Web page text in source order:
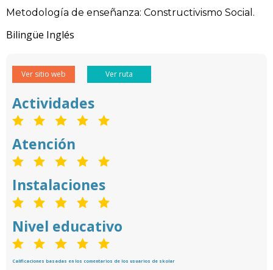
Metodología de enseñanza: Constructivismo Social.
Bilingüe Inglés
Ver sitio web Ver ruta
Actividades
Atención
Instalaciones
Nivel educativo
Calificaciones basadas en los comentarios de los usuarios de skolar